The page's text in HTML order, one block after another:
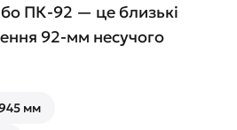
ПК-92 — це близькі
92-мм несучого
мм